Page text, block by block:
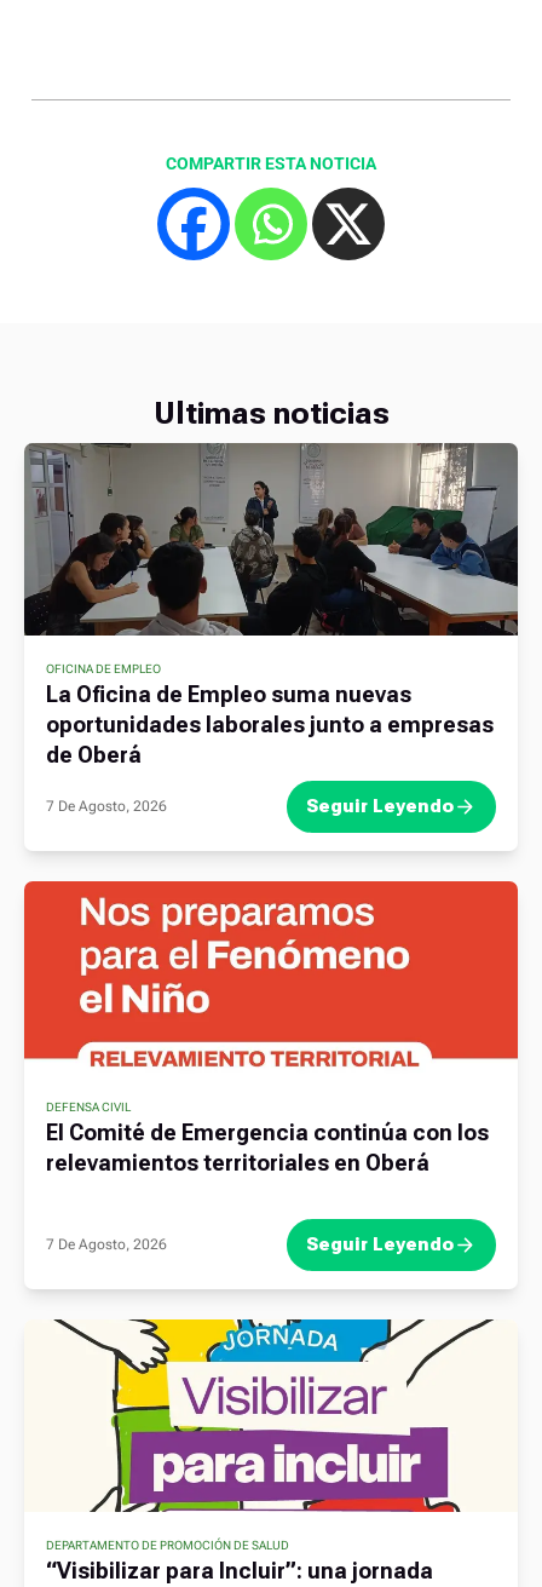
COMPARTIR ESTA NOTICIA
Ultimas noticias
OFICINA DE EMPLEO
La Oficina de Empleo suma nuevas
oportunidades laborales junto a empresas
de Oberá
7 De Agosto, 2026 Seguir Leyendo
DEFENSA CIVIL
El Comité de Emergencia continúa con los
relevamientos territoriales en Oberá
7 De Agosto, 2026 Seguir Leyendo
DEPARTAMENTO DE PROMOCIÓN DE SALUD
“Visibilizar para Incluir”: una jornada